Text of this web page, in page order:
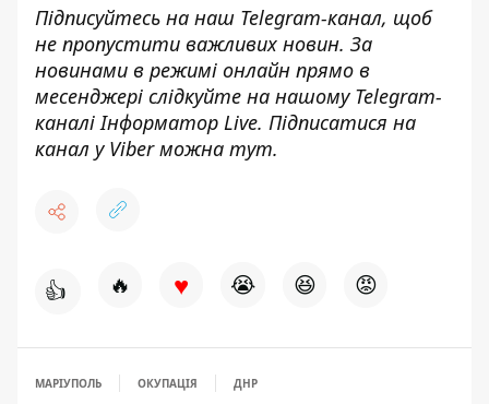
Підписуйтесь на наш Telegram-канал, щоб
не пропустити важливих новин. За
новинами в режимі онлайн прямо в
месенджері слідкуйте на нашому Telegram-
каналіІнформатор Live. Підписатися на
канал у Viber можна тут.
👍 🔥 ♥ 😭 😆 😡
МАРІУПОЛЬ ОКУПАЦІЯ ДНР